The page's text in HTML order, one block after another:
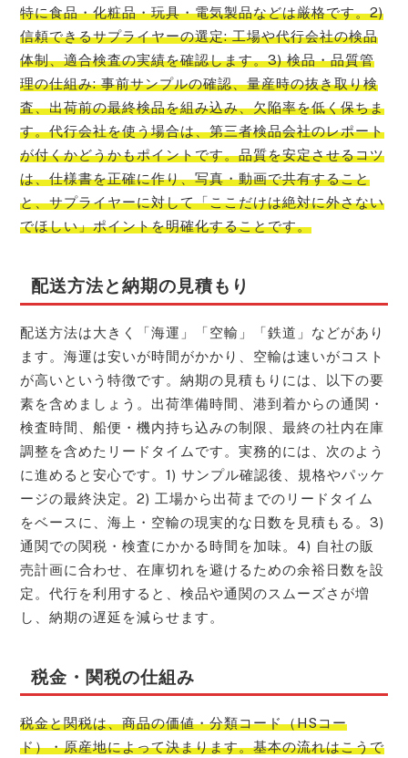
特に食品・化粧品・玩具・電気製品などは厳格です。2)
信頼できるサプライヤーの選定: 工場や代行会社の検品
体制、適合検査の実績を確認します。3) 検品・品質管
理の仕組み: 事前サンプルの確認、量産時の抜き取り検
査、出荷前の最終検品を組み込み、欠陥率を低く保ちま
す。代行会社を使う場合は、第三者検品会社のレポート
が付くかどうかもポイントです。品質を安定させるコツ
は、仕様書を正確に作り、写真・動画で共有すること
と、サプライヤーに対して「ここだけは絶対に外さない
でほしい」ポイントを明確化することです。
配送方法と納期の見積もり
配送方法は大きく「海運」「空輸」「鉄道」などがあり
ます。海運は安いが時間がかかり、空輸は速いがコスト
が高いという特徴です。納期の見積もりには、以下の要
素を含めましょう。出荷準備時間、港到着からの通関・
検査時間、船便・機内持ち込みの制限、最終の社内在庫
調整を含めたリードタイムです。実務的には、次のよう
に進めると安心です。1) サンプル確認後、規格やパッケ
ージの最終決定。2) 工場から出荷までのリードタイム
をベースに、海上・空輸の現実的な日数を見積もる。3)
通関での関税・検査にかかる時間を加味。4) 自社の販
売計画に合わせ、在庫切れを避けるための余裕日数を設
定。代行を利用すると、検品や通関のスムーズさが増
し、納期の遅延を減らせます。
税金・関税の仕組み
税金と関税は、商品の価値・分類コード（HSコー
ド）・原産地によって決まります。基本の流れはこうで